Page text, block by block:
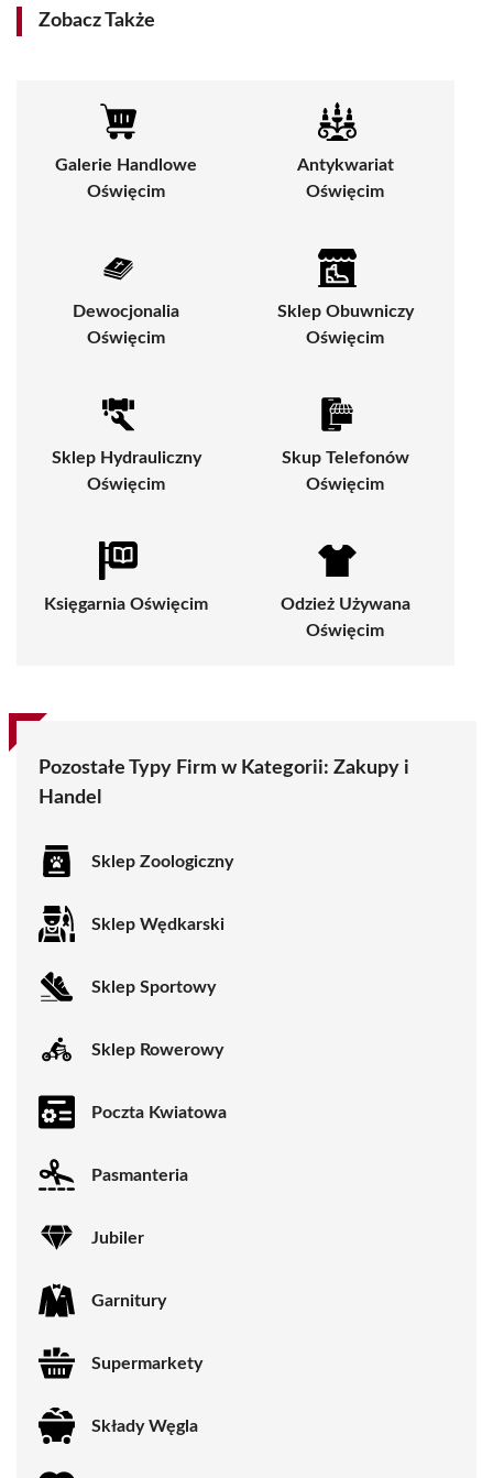
Zobacz Także
Galerie Handlowe
Oświęcim
Antykwariat
Oświęcim
Dewocjonalia
Oświęcim
Sklep Obuwniczy
Oświęcim
Sklep Hydrauliczny
Oświęcim
Skup Telefonów
Oświęcim
Księgarnia Oświęcim
Odzież Używana
Oświęcim
Pozostałe Typy Firm w Kategorii: Zakupy i
Handel
Sklep Zoologiczny
Sklep Wędkarski
Sklep Sportowy
Sklep Rowerowy
Poczta Kwiatowa
Pasmanteria
Jubiler
Garnitury
Supermarkety
Składy Węgla